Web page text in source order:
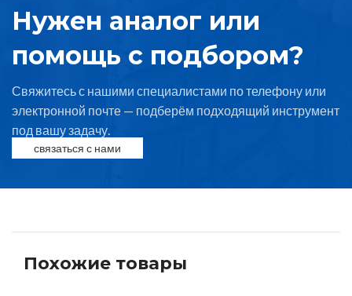
Нужен аналог или
помощь с подбором?
Свяжитесь с нашими специалистами по телефону или
электронной почте — подберём подходящий инструмент
под вашу задачу.
связаться с нами
Похожие товары